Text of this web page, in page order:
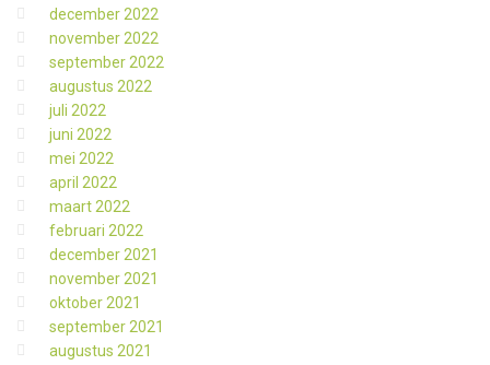
december 2022
november 2022
september 2022
augustus 2022
juli 2022
juni 2022
mei 2022
april 2022
maart 2022
februari 2022
december 2021
november 2021
oktober 2021
september 2021
augustus 2021